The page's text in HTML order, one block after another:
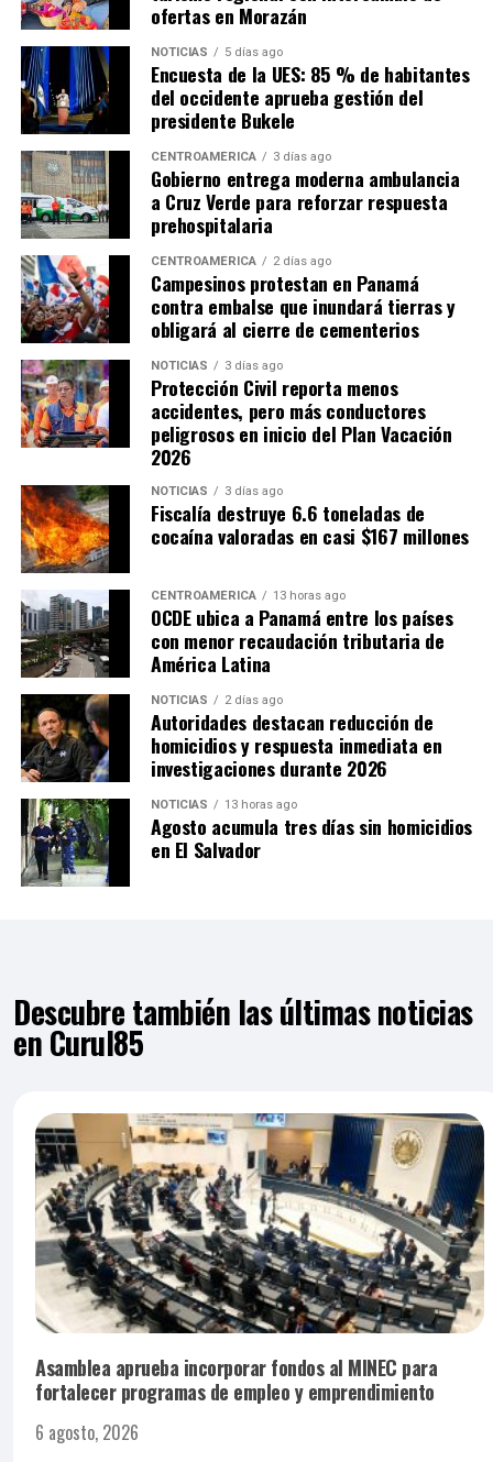
ofertas en Morazán
NOTICIAS 5 días ago
Encuesta de la UES: 85 % de habitantes
del occidente aprueba gestión del
presidente Bukele
CENTROAMÉRICA 3 días ago
Gobierno entrega moderna ambulancia
a Cruz Verde para reforzar respuesta
prehospitalaria
CENTROAMÉRICA 2 días ago
Campesinos protestan en Panamá
contra embalse que inundará tierras y
obligará al cierre de cementerios
NOTICIAS 3 días ago
Protección Civil reporta menos
accidentes, pero más conductores
peligrosos en inicio del Plan Vacación
2026
NOTICIAS 3 días ago
Fiscalía destruye 6.6 toneladas de
cocaína valoradas en casi $167 millones
CENTROAMÉRICA 13 horas ago
OCDE ubica a Panamá entre los países
con menor recaudación tributaria de
América Latina
NOTICIAS 2 días ago
Autoridades destacan reducción de
homicidios y respuesta inmediata en
investigaciones durante 2026
NOTICIAS 13 horas ago
Agosto acumula tres días sin homicidios
en El Salvador
Descubre también las últimas noticias
en Curul85
Asamblea aprueba incorporar fondos al MINEC para
fortalecer programas de empleo y emprendimiento
6 agosto, 2026